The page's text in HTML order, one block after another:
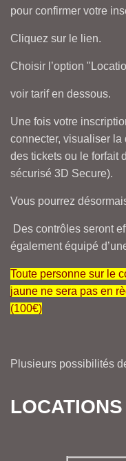
pour confirmer votre
Cliquez sur le lien.
Choisir l’option
voir tarif en dessous.
Une fois votre
connecter, visualiser
des tickets ou le forfait
sécurisé 3D Secure).
Vous pourrez
Des contrôles seront
également équipé
Toute personne sur le
jaune ne sera pas en
(100€)
Plusieurs possibilités